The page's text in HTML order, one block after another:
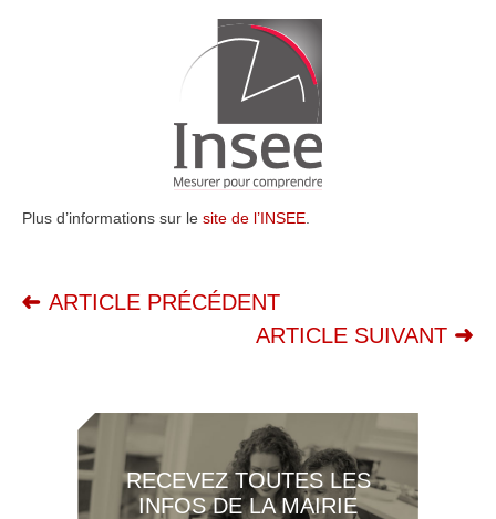
Plus d’informations sur le site de l’INSEE
ARTICLE PRÉCÉDENT
ARTICLE SUIVANT
RECEVEZ TOUTES LES
INFOS DE LA MAIRIE